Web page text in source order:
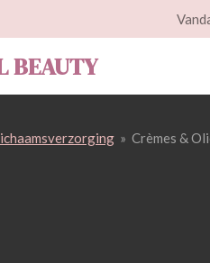
BEAUTY
» Crèmes &